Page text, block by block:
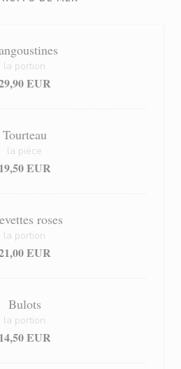
la portion
EUR
Tourteau
la pièce
19,50 EUR
roses
la portion
EUR
Bulots
la portion
14,50 EUR